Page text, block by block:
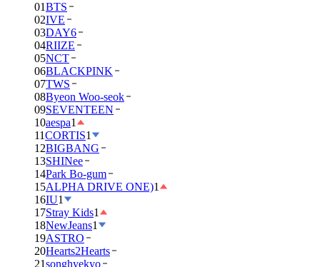
01BTS
02IVE
03DAY6
04RIIZE
05NCT
06BLACKPINK
07TWS
08Byeon Woo-seok
09SEVENTEEN
10aespa1
11CORTIS1
12BIGBANG
13SHINee
14Park Bo-gum
15ALPHA DRIVE ONE)1
16IU1
17Stray Kids1
18NewJeans1
19ASTRO
20Hearts2Hearts
21songhyekyo